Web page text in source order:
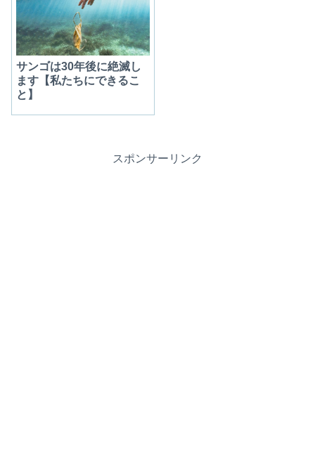
サンゴは30年後に絶滅し
ます【私たちにできるこ
と】
スポンサーリンク